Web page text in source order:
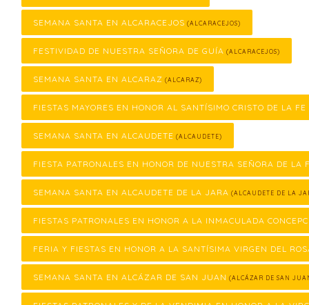
SEMANA SANTA EN ALCARACEJOS (ALCARACEJOS)
FESTIVIDAD DE NUESTRA SEÑORA DE GUÍA (ALCARACEJOS)
SEMANA SANTA EN ALCARAZ (ALCARAZ)
FIESTAS MAYORES EN HONOR AL SANTÍSIMO CRISTO DE LA FE
SEMANA SANTA EN ALCAUDETE (ALCAUDETE)
FIESTA PATRONALES EN HONOR DE NUESTRA SEÑORA DE LA
SEMANA SANTA EN ALCAUDETE DE LA JARA (ALCAUDETE DE LA
FIESTAS PATRONALES EN HONOR A LA INMACULADA
FERIA Y FIESTAS EN HONOR A LA SANTÍSIMA VIRGEN DEL
SEMANA SANTA EN ALCÁZAR DE SAN JUAN (ALCÁZAR DE SAN